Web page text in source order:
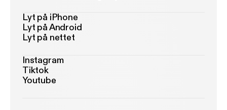
Lyt på iPhone
Lyt på Android
Lyt på nettet
Instagram
Tiktok
Youtube